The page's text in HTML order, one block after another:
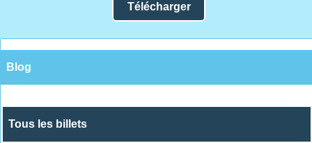
Télécharger
Blog
Tous les billets